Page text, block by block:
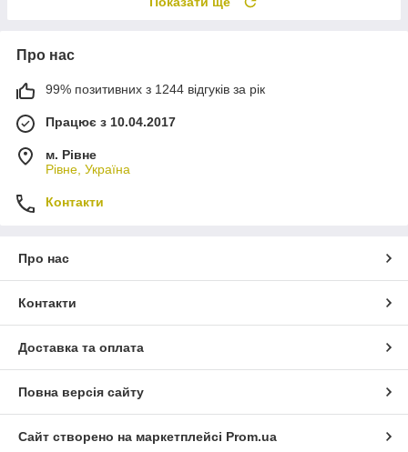
Про нас
99% позитивних з 1244 відгуків за рік
Працює з 10.04.2017
м. Рівне
Рівне, Україна
Контакти
Про нас
Контакти
Доставка та оплата
Повна версія сайту
Сайт створено на маркетплейсі Prom.ua